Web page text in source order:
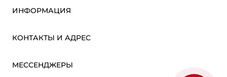
ИНФОРМАЦИЯ
ОПТ
О нас
КОНТАКТЫ И АДРЕС
МЕССЕНДЖЕРЫ